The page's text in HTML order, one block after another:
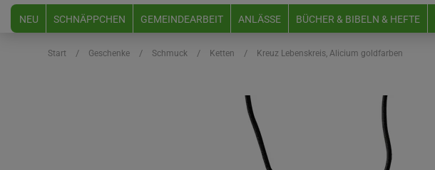
NEU SCHNÄPPCHEN GEMEINDEARBEIT ANLÄSSE BÜCHER & BIBELN & HEFTE
Start / Geschenke / Schmuck / Ketten / Kreuz Lebenskreis, Alicium goldfarben